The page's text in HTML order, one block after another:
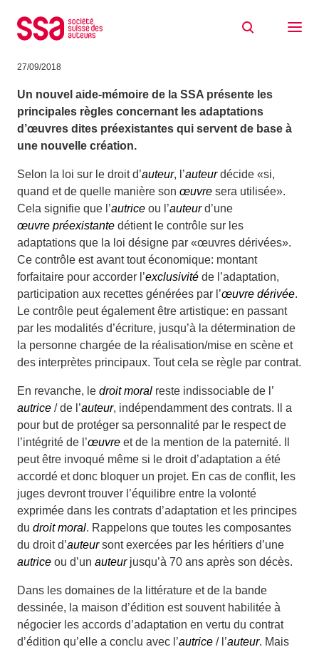
nouvelle œuvre
27/09/2018
Un nouvel aide-mémoire de la SSA présente les
principales règles concernant les adaptations
d’œuvres dites préexistantes qui servent de base à
une nouvelle création.
Selon la loi sur le droit d’auteur, l’auteurdécide «si,
quand et de quelle manière son œuvre sera utilisée».
Cela signifie que l’autrice ou l’auteurd’une
œuvre préexistante détient le contrôle sur les
adaptations que la loi désigne par «œuvres dérivées».
Ce contrôle est avant tout économique: montant
forfaitaire pour accorder l’exclusivité de l’adaptation,
participation aux recettes générées par l’œuvre dérivée.
Le contrôle peut également être artistique: en passant
par les modalités d’écriture, jusqu’à la détermination de
la personne chargée de la réalisation/mise en scène et
des interprètes principaux. Tout cela se règle par contrat.
En revanche, le droit moral reste indissociable de l’
autrice / de l’auteur, indépendamment des contrats. Il a
pour but de protéger sa personnalité par le respect de
l’intégrité de l’œuvre et de la mention de la paternité. Il
peut être invoqué même si le droit d’adaptation a été
accordé et donc bloquer un projet. En cas de conflit, les
juges devront trouver l’équilibre entre la volonté
exprimée dans les contrats d’adaptation et les principes
du droit moral. Rappelons que toutes les composantes
du droit d’auteursont exercées par les héritiers d’une
autrice ou d’un auteurjusqu’à 70 ans après son décès.
Dans les domaines de la littérature et de la bande
dessinée, la maison d’édition est souvent habilitée à
négocier les accords d’adaptation en vertu du contrat
d’édition qu’elle a conclu avec l’autrice / l’auteur. Mais